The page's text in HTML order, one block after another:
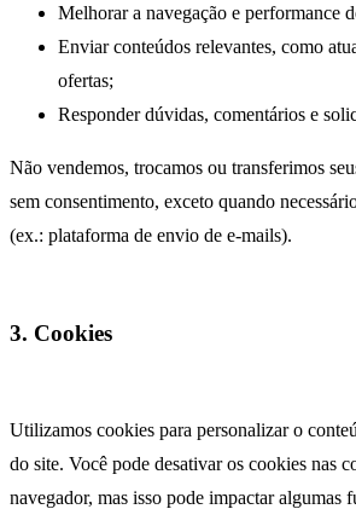
Melhorar a navegação e performance
Enviar conteúdos relevantes, como
ofertas;
Responder dúvidas, comentários e
Não vendemos, trocamos ou transferimos
sem consentimento, exceto quando
(ex.: plataforma de envio de e-mails).
3. Cookies
Utilizamos cookies para personalizar o
do site. Você pode desativar os cookies nas
navegador, mas isso pode impactar algumas